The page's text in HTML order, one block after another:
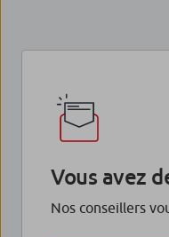
Vous avez
Nos conseillers